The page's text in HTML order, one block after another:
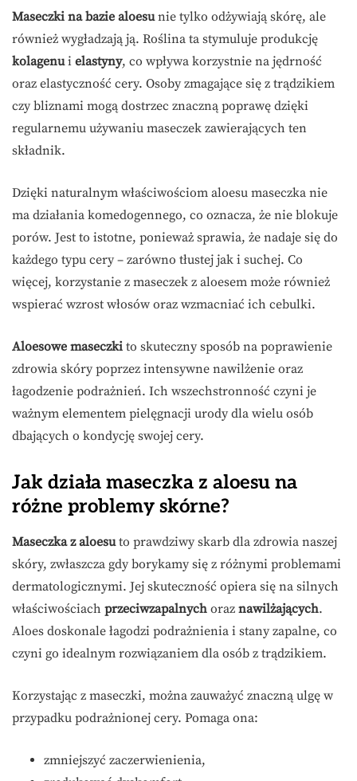
Maseczki na bazie aloesunie tylko odżywiają skórę, ale
również wygładzają ją. Roślina ta stymuluje produkcję
kolagenui elastyny, co wpływa korzystnie na jędrność
oraz elastyczność cery. Osoby zmagające się z trądzikiem
czy bliznami mogą dostrzec znaczną poprawę dzięki
regularnemu używaniu maseczek zawierających ten
składnik.
Dzięki naturalnym właściwościom aloesu maseczka nie
ma działania komedogennego, co oznacza, że nie blokuje
porów. Jest to istotne, ponieważ sprawia, że nadaje się do
każdego typu cery – zarówno tłustej jak i suchej. Co
więcej, korzystanie z maseczek z aloesem może również
wspierać wzrost włosów oraz wzmacniać ich cebulki.
Aloesowe maseczki to skuteczny sposób na poprawienie
zdrowia skóry poprzez intensywne nawilżenie oraz
łagodzenie podrażnień. Ich wszechstronność czyni je
ważnym elementem pielęgnacji urody dla wielu osób
dbających o kondycję swojej cery.
Jak działa maseczka z aloesu na
różne problemy skórne?
Maseczka z aloesuto prawdziwy skarb dla zdrowia naszej
skóry, zwłaszcza gdy borykamy się z różnymi problemami
dermatologicznymi. Jej skuteczność opiera się na silnych
właściwościach przeciwzapalnych oraz nawilżających.
Aloes doskonale łagodzi podrażnienia i stany zapalne, co
czyni go idealnym rozwiązaniem dla osób z trądzikiem.
Korzystając z maseczki, można zauważyć znaczną ulgę w
przypadku podrażnionej cery. Pomaga ona:
zmniejszyć zaczerwienienia,